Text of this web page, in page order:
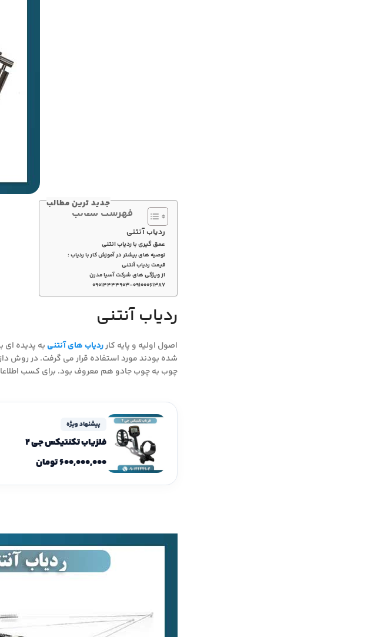
جدید ترین مطالب
فهرست مطالب
ردیاب آنتنی
عمق گیری با ردیاب انتنی
توصیه های بیشتر در آموزش کار با ردیاب :
قیمت ردیاب آنتنی
از ویژگی های شرکت آسیا مدرن
۰۹۰۱۴۴۴۴۹۰۳-۰۹۱۰۰۰۶۱۳۸۷
ردیاب آنتنی
اصول اولیه و پایه کارردیاب های آنتنیبه پدیده ای
چوب به چوب جادو هم معروف بود. برای کسب
پیشنهاد ویژه
فلزیاب تکنتیکس جی 2
۶۰۰,۰۰۰,۰۰۰تومان